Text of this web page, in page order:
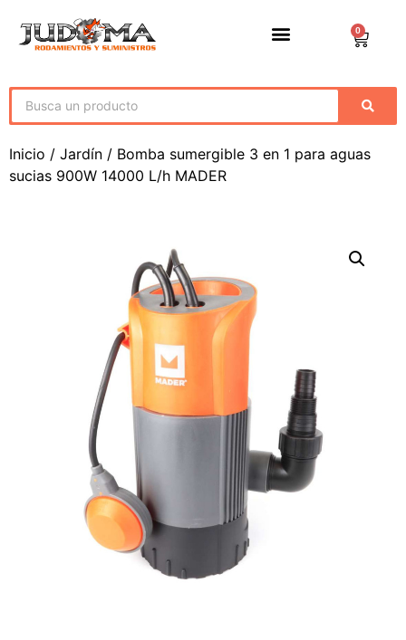
0
Inicio / Jardín / Bomba sumergible 3 en 1 para aguas
sucias 900W 14000 L/h MADER